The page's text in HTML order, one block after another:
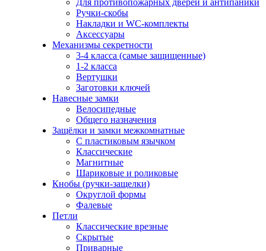
Для противопожарных дверей и антипаники
Ручки-скобы
Накладки и WC-комплекты
Аксессуары
Механизмы секретности
3-4 класса (самые защищенные)
1-2 класса
Вертушки
Заготовки ключей
Навесные замки
Велосипедные
Общего назначения
Защёлки и замки межкомнатные
С пластиковым язычком
Классические
Магнитные
Шариковые и роликовые
Кнобы (ручки-защелки)
Округлой формы
Фалевые
Петли
Классические врезные
Скрытые
Приварные